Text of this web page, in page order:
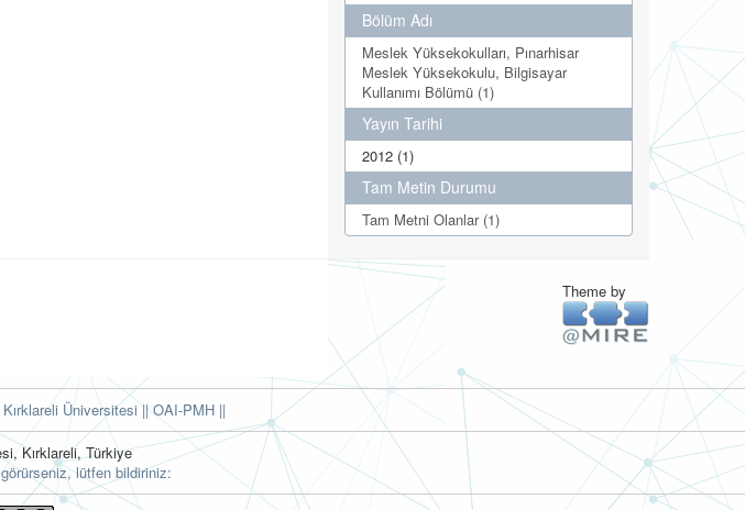
Bölüm Adı
Meslek Yüksekokulları, Pınarhisar
Meslek Yüksekokulu, Bilgisayar
Kullanımı Bölümü (1)
Yayın Tarihi
2012 (1)
Tam Metin Durumu
Tam Metni Olanlar (1)
Theme by
Kırklareli Üniversitesi ||OAI-PMH ||
Kırklareli, Türkiye
lütfen bildiriniz: